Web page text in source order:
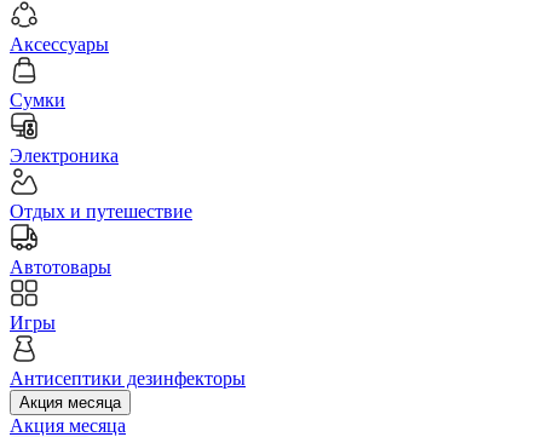
Аксессуары
Сумки
Электроника
Отдых и путешествие
Автотовары
Игры
Антисептики дезинфекторы
Акция месяца
Акция месяца